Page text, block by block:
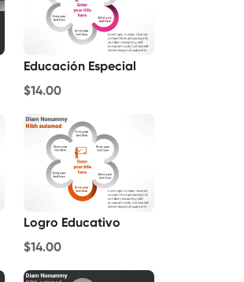
Educación Especial
$14.00
Logro Educativo
$14.00